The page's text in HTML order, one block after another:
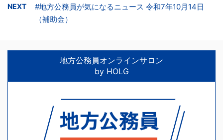
NEXT
#地方公務員が気になるニュース 令和7年10月14日
（補助金）
地方公務員オンラインサロン
by HOLG